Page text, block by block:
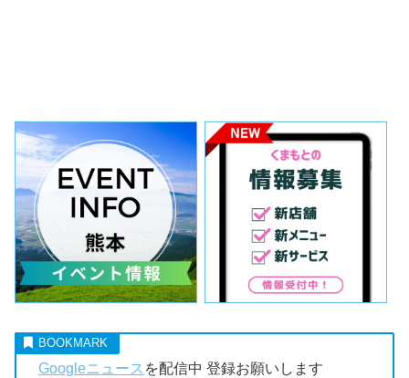
Googleニュース を配信中 登録お願いします